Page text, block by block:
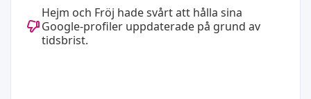
Hejm och Fröj hade svårt att hålla sina
Google-profiler uppdaterade på grund av
tidsbrist.